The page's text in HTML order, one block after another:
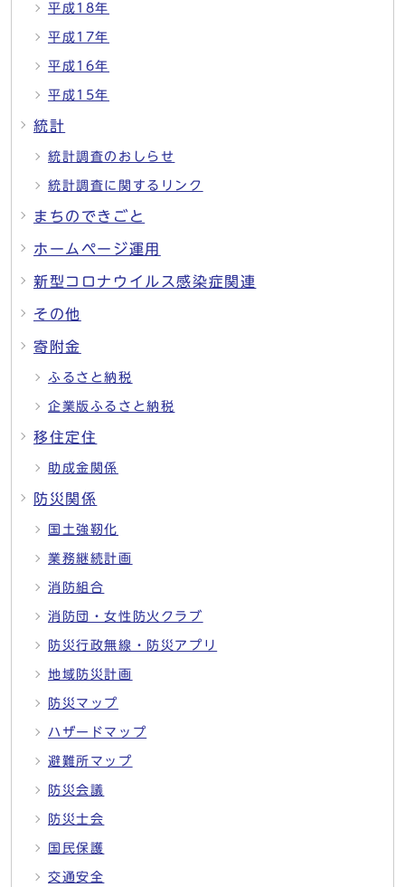
平成18年
平成17年
平成16年
平成15年
統計
統計調査のおしらせ
統計調査に関するリンク
まちのできごと
ホームページ運用
新型コロナウイルス感染症関連
その他
寄附金
ふるさと納税
企業版ふるさと納税
移住定住
助成金関係
防災関係
国土強靭化
業務継続計画
消防組合
消防団・女性防火クラブ
防災行政無線・防災アプリ
地域防災計画
防災マップ
ハザードマップ
避難所マップ
防災会議
防災士会
国民保護
交通安全